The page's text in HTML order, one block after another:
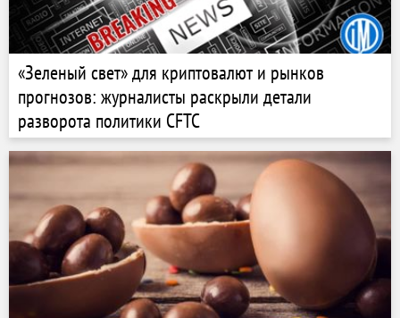
«Зеленый свет» для криптовалют и рынков
прогнозов: журналисты раскрыли детали
разворота политики CFTC